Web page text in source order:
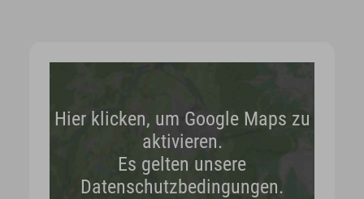
Hier klicken, um Google Maps zu
aktivieren.
Es gelten unsere
Datenschutzbedingungen.